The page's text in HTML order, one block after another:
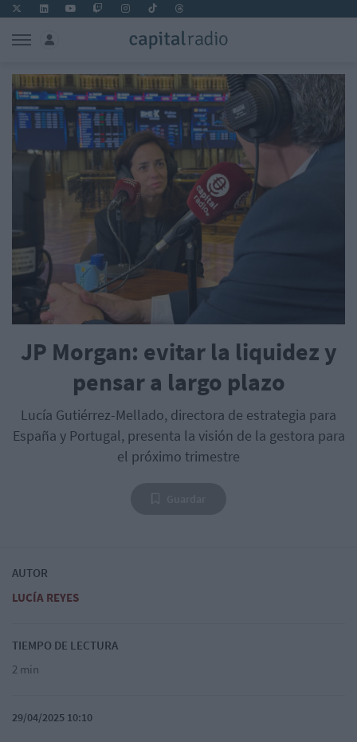
JP Morgan: evitar la liquidez y
pensar a largo plazo
Lucía Gutiérrez-Mellado, directora de estrategia para
España y Portugal, presenta la visión de la gestora para
el próximo trimestre
AUTOR
LUCÍA REYES
TIEMPO DE LECTURA
2 min
29/04/2025 10:10